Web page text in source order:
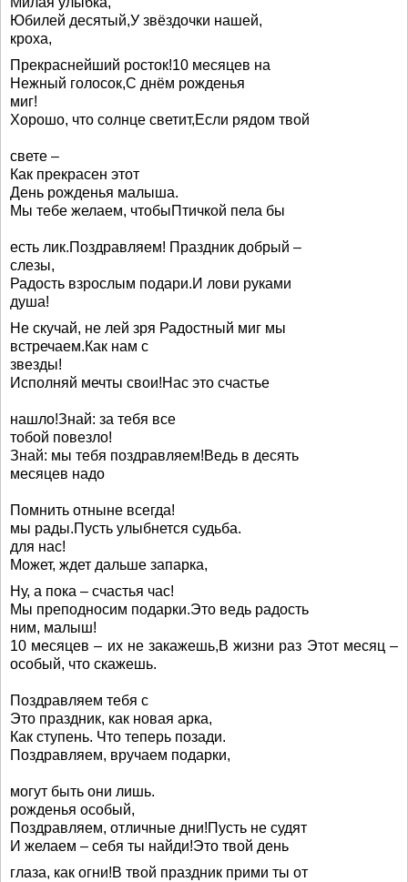
Юбилей десятый,У звёздочки нашей,
кроха,
Прекраснейший росток!10 месяцев на
Нежный голосок,С днём рожденья
миг!
Хорошо, что солнце светит,Если рядом твой
свете –
Как прекрасен этот
День рожденья малыша.
Мы тебе желаем, чтобыПтичкой пела бы
есть лик.Поздравляем! Праздник добрый –
слезы,
Радость взрослым подари.И лови руками
душа!
Не скучай, не лей зря Радостный миг мы
встречаем.Как нам с
звезды!
Исполняй мечты свои!Нас это счастье
нашло!Знай: за тебя все
тобой повезло!
Знай: мы тебя поздравляем!Ведь в десять
месяцев надо
Помнить отныне всегда!
мы рады.Пусть улыбнется судьба.
для нас!
Может, ждет дальше запарка,
Ну, а пока – счастья час!
Мы преподносим подарки.Это ведь радость
ним, малыш!
10 месяцев – их не закажешь,В жизни раз Этот месяц –
особый, что скажешь.
Поздравляем тебя с
Это праздник, как новая арка,
Как ступень. Что теперь позади.
Поздравляем, вручаем подарки,
могут быть они лишь.
рожденья особый,
Поздравляем, отличные дни!Пусть не судят
И желаем – себя ты найди!Это твой день
глаза, как огни!В твой праздник прими ты от